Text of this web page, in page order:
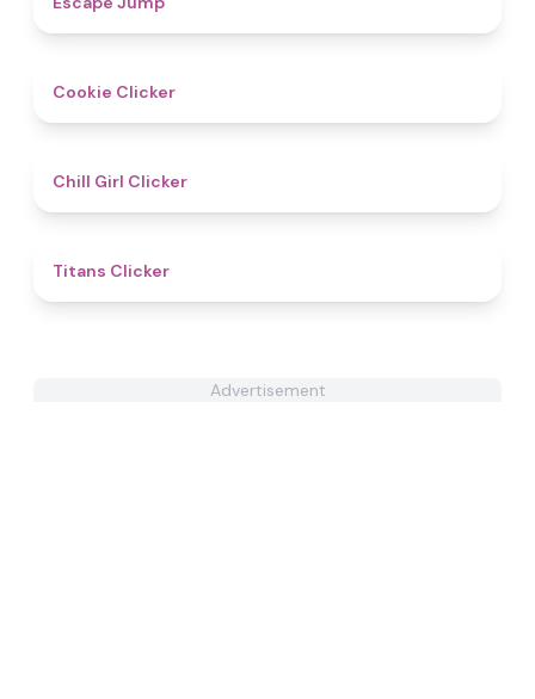
Cookie Clicker
Chill Girl Clicker
Titans Clicker
Advertisement